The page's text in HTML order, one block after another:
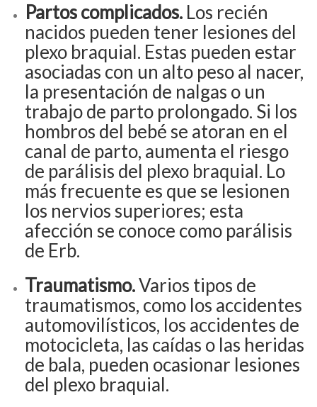
Partos complicados. Los recién
nacidos pueden tener lesiones del
plexo braquial. Estas pueden estar
asociadas con un alto peso al nacer,
la presentación de nalgas o un
trabajo de parto prolongado. Si los
hombros del bebé se atoran en el
canal de parto, aumenta el riesgo
de parálisis del plexo braquial. Lo
más frecuente es que se lesionen
los nervios superiores; esta
afección se conoce como parálisis
de Erb.
Traumatismo.Varios tipos de
traumatismos, como los accidentes
automovilísticos, los accidentes de
motocicleta, las caídas o las heridas
de bala, pueden ocasionar lesiones
del plexo braquial.